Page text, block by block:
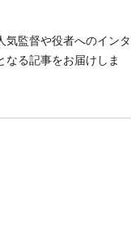
監督や役者へのインタ
る記事をお届けしま